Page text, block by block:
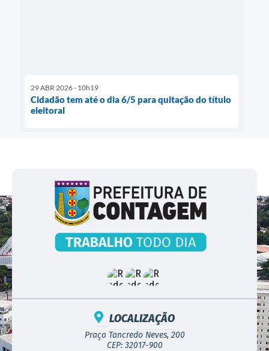
29 ABR 2026 - 10h19
Cidadão tem até o dia 6/5 para quitação do título
eleitoral
LOCALIZAÇÃO
Praça Tancredo Neves, 200
CEP: 32017-900